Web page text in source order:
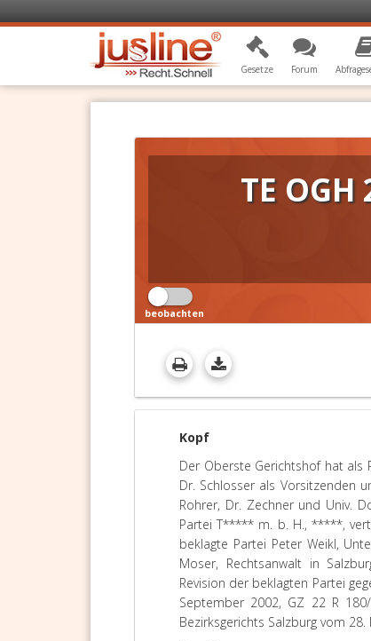
Gesetze Forum
TE
beobachten
Kopf
Der Oberste Gerichtshof hat als
Dr. Schlosser als Vorsitzenden
Rohrer, Dr. Zechner und Univ.
Partei T***** m. b. H., *****,
beklagte Partei Peter Weikl,
Moser, Rechtsanwalt in
Revision der beklagten Partei
September 2002, GZ 22 R
Bezirksgerichts Salzburg vom